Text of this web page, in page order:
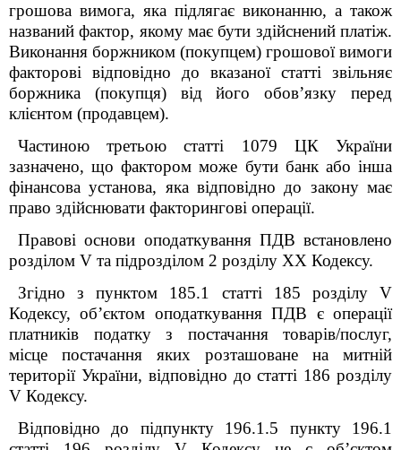
грошова вимога, яка підлягає виконанню, а також
названий фактор, якому має бути здійснений платіж.
Виконання боржником (покупцем) грошової вимоги
факторові відповідно до вказаної статті звільняє
боржника (покупця) від його обов’язку перед
клієнтом (продавцем).
Частиною третьою статті 1079 ЦК України
зазначено, що фактором може бути банк або інша
фінансова установа, яка відповідно до закону має
право здійснювати факторингові операції.
Правові основи оподаткування ПДВ встановлено
розділом V та підрозділом 2 розділу XX Кодексу.
Згідно з пунктом 185.1 статті 185 розділу V
Кодексу, об’єктом оподаткування ПДВ є операції
платників податку з постачання товарів/послуг,
місце постачання яких розташоване на митній
території України, відповідно до статті 186 розділу
V Кодексу.
Відповідно до підпункту 196.1.5 пункту 196.1